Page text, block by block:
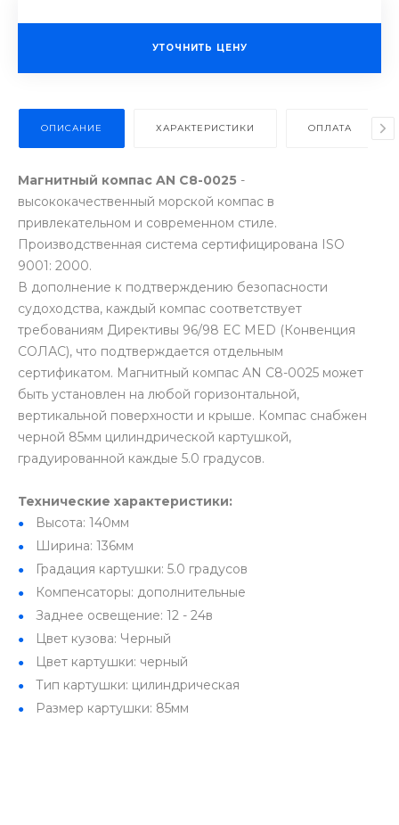
УТОЧНИТЬ ЦЕНУ
ОПИСАНИЕ ХАРАКТЕРИСТИКИ ОПЛАТА
Магнитный компас AN C8-0025 -
высококачественный морской компас в
привлекательном и современном стиле.
Производственная система сертифицирована ISO
9001: 2000.
В дополнение к подтверждению безопасности
судоходства, каждый компас соответствует
требованиям Директивы 96/98 EC MED (Конвенция
СОЛАС), что подтверждается отдельным
сертификатом. Магнитный компас AN C8-0025 может
быть установлен на любой горизонтальной,
вертикальной поверхности и крыше. Компас снабжен
черной 85мм цилиндрической картушкой,
градуированной каждые 5.0 градусов.
Технические характеристики:
Высота: 140мм
Ширина: 136мм
Градация картушки: 5.0 градусов
Компенсаторы: дополнительные
Заднее освещение: 12 - 24в
Цвет кузова: Черный
Цвет картушки: черный
Тип картушки: цилиндрическая
Размер картушки: 85мм